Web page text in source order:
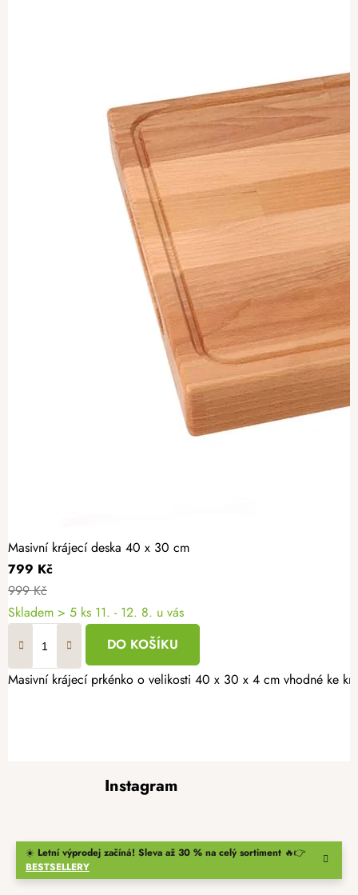
☀️ Letní výprodej začíná! Sleva až 30 % na celý sortiment 🔥👉
BESTSELLERY
Masivní krájecí deska 40 x 30 cm
799 Kč
999 Kč
Skladem > 5 ks 11. - 12. 8. u vás
DO KOŠÍKU
Masivní krájecí prkénko o velikosti 40 x 30 x 4 cm vhodné ke
Instagram